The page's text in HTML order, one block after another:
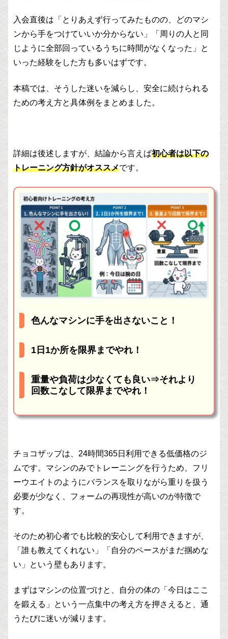
入会直後は「とりあえず行ってみたものの、どのマシ
ンから手をつけていいか分からない」「周りの人と同
じように全部回っているうちに時間がなくなった」と
いった経験をした方も多いはずです。
本稿では、そうした迷いを減らし、安全に続けられる
ための考え方と具体例をまとめました。
詳細は後述しますが、結論から言えば初心者は以下の
トレーニング方針がオススメです。
色んなマシンに手を出さないこと！
1日1か所を限界までやれ！
重量や負荷は少なくても良い⇒それより
回数こなして限界までやれ！
チョコザップは、24時間365日利用できる低価格のジ
ムです。マシンのみでトレーニングを行うため、フリ
ーウエイトのようにバランスを取りながら重りを扱う
必要が少なく、フォームの再現性が高いのが特徴で
す。
そのため初心者でも比較的安心して利用できますが、
「誰も教えてくれない」「自分のペースがまだ掴めな
い」という壁もあります。
まずはマシンの位置づけと、自分の体の「今日はここ
を鍛える」という一点集中の考え方を押さえると、通
うたびに迷いが減ります。